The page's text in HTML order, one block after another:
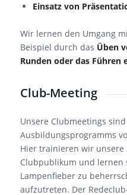
Einsatz von
Wir lernen den Umgang
Beispiel durch das Üben
Runden oder das Führen
Club-Meeting
Unsere Clubmeetings
Ausbildungsprogramms
Hier trainieren wir unsere
Clubpublikum und lernen
Lampenfieber zu
aufzutreten. Der